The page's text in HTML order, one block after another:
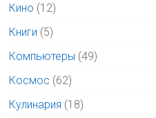
Кино (12)
Книги (5)
Компьютеры (49)
Космос (62)
Кулинария (18)